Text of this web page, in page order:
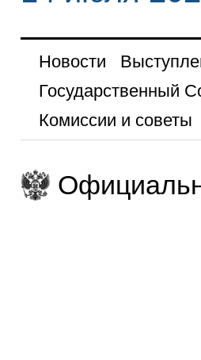
Новости
Государственный
Комиссии и советы